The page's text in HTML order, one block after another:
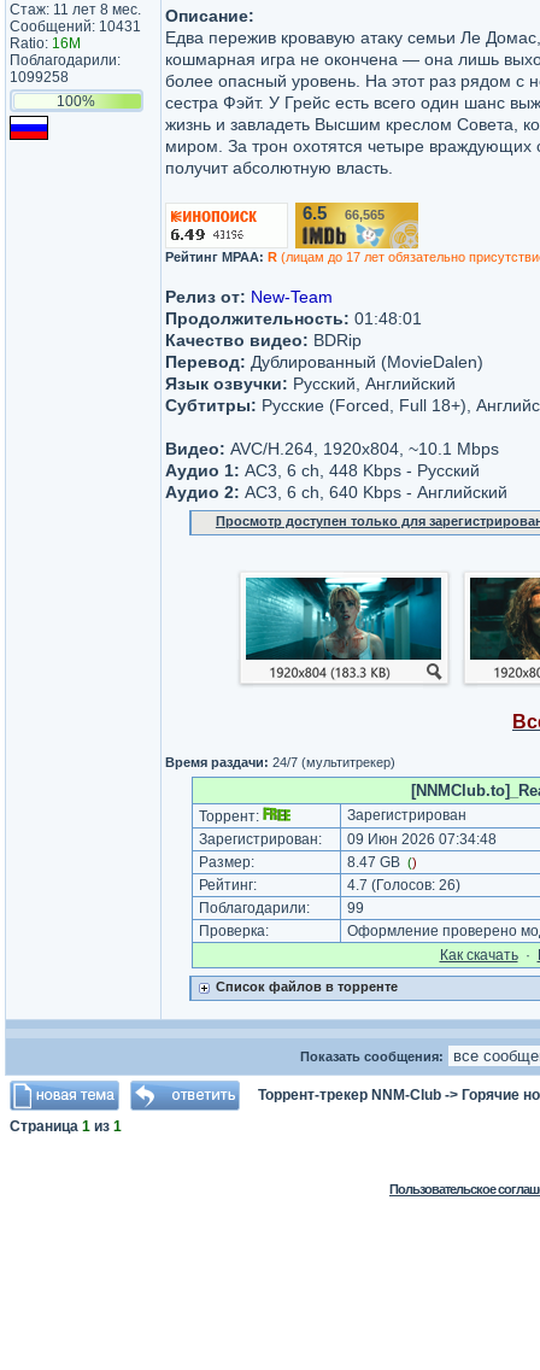
Стаж: 11 лет 8 мес.
Сообщений: 10431
Ratio: 16M
Поблагодарили:
1099258
100%
Описание:
Едва пережив кровавую атаку семьи Ле
кошмарная игра не окончена — она лишь
более опасный уровень. На этот раз рядом с
сестра Фэйт. У Грейс есть всего один шанс
жизнь и завладеть Высшим креслом Совета,
миром. За трон охотятся четыре враждующих
получит абсолютную власть.
6.5 66,565
Рейтинг MPAA: R (лицам до 17 лет обязательно
Релиз от: New-Team
Продолжительность: 01:48:01
Качество видео: BDRip
Перевод: Дублированный (MovieDalen)
Язык озвучки: Русский, Английский
Субтитры: Русские (Forced, Full 18+),
Видео: AVC/H.264, 1920x804, ~10.1 Mbps
Аудио 1: AC3, 6 ch, 448 Kbps - Русский
Аудио 2: АС3, 6 ch, 640 Kbps - Английский
Просмотр доступен только для
Время раздачи: 24/7 (мультитрекер)
Торрент:
Зарегистрирован
Зарегистрирован:
09 Июн 2026 07:34:48
Размер:
8.47 GB ()
Рейтинг: 4.7 (Голосов: 26)
Поблагодарили:
99
Проверка:
Оформление проверено
Как cкачать·
Список файлов в торренте
Показать сообщения:
Торрент-трекер NNM-Club -> Горячие
Страница 1 из 1
Пользовательское